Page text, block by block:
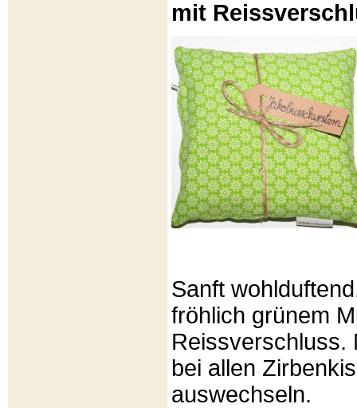
mit
Sanft
fröhlich grünem
Reissverschluss.
bei allen
auswechseln.